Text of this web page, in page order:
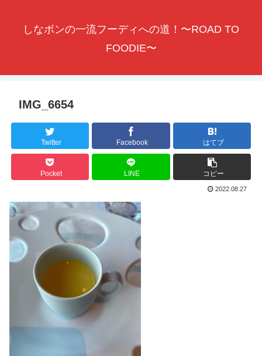
しなボンの一流フーディへの道！〜ROAD TO
FOODIE〜
IMG_6654
Twitter Facebook はてブ
Pocket LINE コピー
2022.08.27